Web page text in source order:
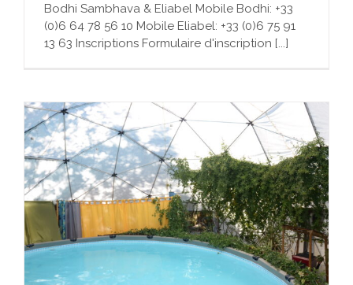
Bodhi Sambhava & Eliabel Mobile Bodhi: +33
(0)6 64 78 56 10 Mobile Eliabel: +33 (0)‭6 75 91
13 63 Inscriptions Formulaire d'inscription [...]